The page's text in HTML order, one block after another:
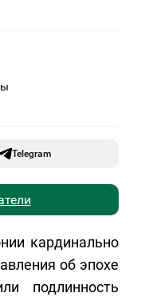
Telegram
кардинально
об эпохе
подлинность